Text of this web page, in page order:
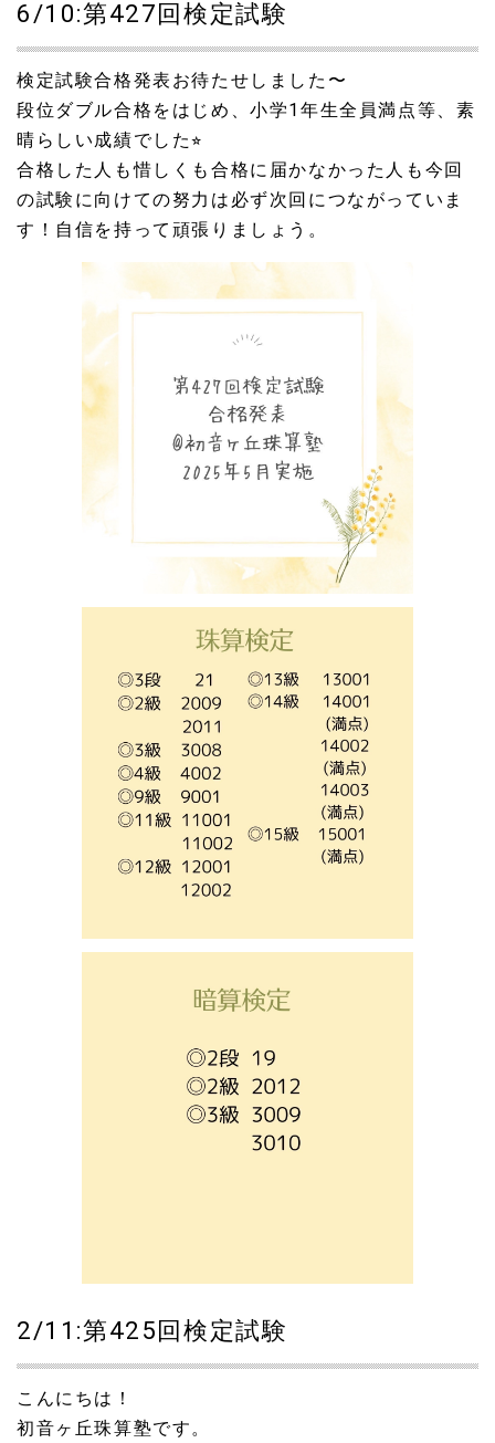
6/10:第427回検定試験
検定試験合格発表お待たせしました〜
段位ダブル合格をはじめ、小学1年生全員満点等、素
晴らしい成績でした⭐︎
合格した人も惜しくも合格に届かなかった人も今回
の試験に向けての努力は必ず次回につながっていま
す！自信を持って頑張りましょう。
2/11:第425回検定試験
こんにちは！
初音ヶ丘珠算塾です。